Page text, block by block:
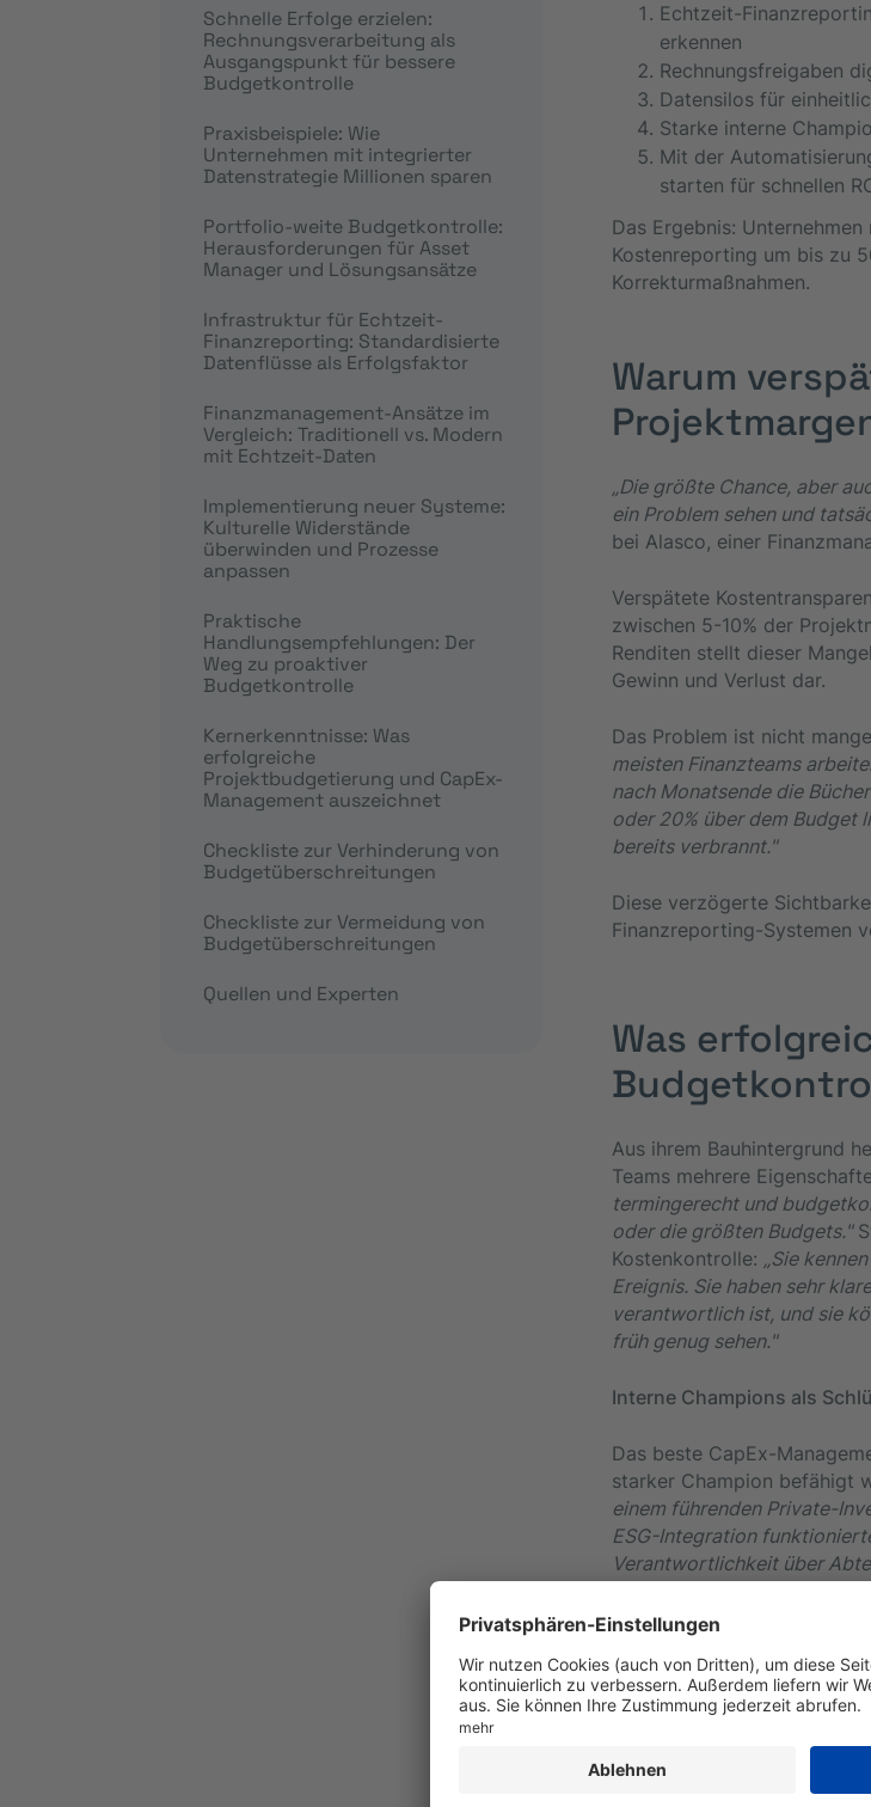
Schnelle Erfolge erzielen:
Rechnungsverarbeitung als
Ausgangspunkt für bessere
Budgetkontrolle
Praxisbeispiele: Wie
Unternehmen mit integrierter
Datenstrategie Millionen sparen
Portfolio-weite Budgetkontrolle:
Herausforderungen für Asset
Manager und Lösungsansätze
Infrastruktur für Echtzeit-
Finanzreporting: Standardisierte
Datenflüsse als Erfolgsfaktor
Finanzmanagement-Ansätze im
Vergleich: Traditionell vs. Modern
mit Echtzeit-Daten
Implementierung neuer Systeme:
Kulturelle Widerstände
überwinden und Prozesse
anpassen
Praktische
Handlungsempfehlungen: Der
Weg zu proaktiver
Budgetkontrolle
Kernerkenntnisse: Was
erfolgreiche
Projektbudgetierung und CapEx-
Management auszeichnet
Checkliste zur Verhinderung von
Budgetüberschreitungen
Checkliste zur Vermeidung von
Budgetüberschreitungen
Quellen und Experten
Echtzeit-
erkennen
Rechnungsfreigaben
Datensilos für
Starke interne
Mit der
starten für schnellen
Das Ergebnis:
Kostenreporting um bis zu
Korrekturmaßnahmen.
Warum
„Die größte Chance, aber
ein Problem sehen und
bei Alasco, einer
Verspätete
zwischen 5-10% der
Renditen stellt dieser
Gewinn und Verlust dar.
Das Problem ist nicht
meisten Finanzteams
nach Monatsende die
oder 20% über dem Budget
bereits verbrannt."
Diese verzögerte
Finanzreporting-Systemen
Was
Aus ihrem Bauhintergrund
Teams mehrere
termingerecht und
oder die größten Budgets."
Kostenkontrolle: „Sie
Ereignis. Sie haben sehr
verantwortlich ist, und sie
früh genug sehen."
Interne Champions als
Das beste CapEx-
starker Champion befähigt
einem führenden Private-
ESG-Integration
Verantwortlichkeit über
Zusammenarbeit erwies
hinweg.
Investorenperspektive:
und APAC bei Invesco
tatsächlich von anderen